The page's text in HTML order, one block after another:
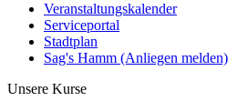
Veranstaltungskalender
Serviceportal
Stadtplan
Sag's Hamm (Anliegen melden)
Unsere Kurse